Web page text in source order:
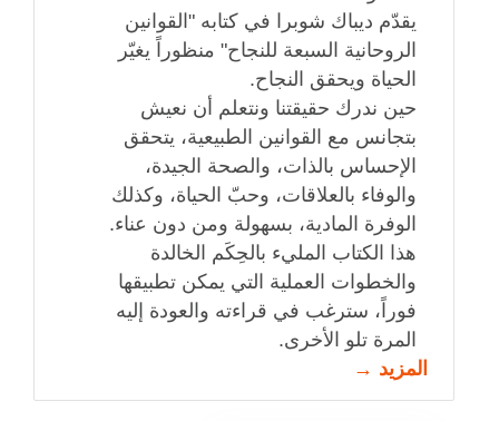
يقدّم ديباك شوبرا في كتابه "القوانين
الروحانية السبعة للنجاح" منظوراً يغيّر
الحياة ويحقق النجاح.
حين ندرك حقيقتنا ونتعلم أن نعيش
بتجانس مع القوانين الطبيعية، يتحقق
الإحساس بالذات، والصحة الجيدة،
والوفاء بالعلاقات، وحبّ الحياة، وكذلك
الوفرة المادية، بسهولة ومن دون عناء.
هذا الكتاب المليء بالحِكَم الخالدة
والخطوات العملية التي يمكن تطبيقها
فوراً، سترغب في قراءته والعودة إليه
المرة تلو الأخرى.
المزيد →